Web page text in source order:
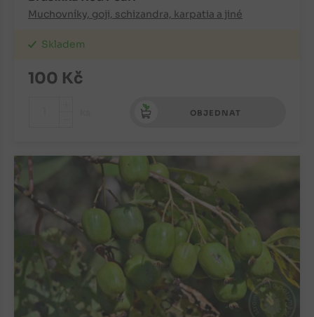
Muchovníky, goji, schizandra, karpatia a jiné
Skladem
100 Kč
OBJEDNAT